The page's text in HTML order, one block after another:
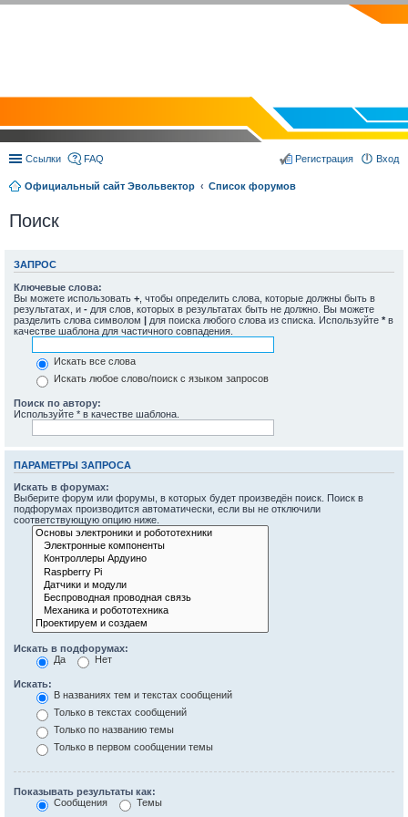
Ссылки FAQ Вход
Регистрация
Официальный сайт Эвольвектор Список форумов
Поиск
ЗАПРОС
Ключевые слова:
Вы можете использовать + , чтобы определить слова, которые должны быть в
результатах, и - для слов, которых в результатах быть не должно. Вы можете
разделить слова символом | для поиска любого слова из списка. Используйте * в
качестве шаблона для частичного совпадения.
Искать все слова
Искать любое слово/поиск с языком запросов
Поиск по автору:
Используйте * в качестве шаблона.
ПАРАМЕТРЫ ЗАПРОСА
Искать в форумах:
Выберите форум или форумы, в которых будет произведён поиск. Поиск в
подфорумах производится автоматически, если вы не отключили
соответствующую опцию ниже.
Искать в подфорумах:
Да
Нет
Искать:
В названиях тем и текстах сообщений
Только в текстах сообщений
Только по названию темы
Только в первом сообщении темы
Показывать результаты как:
Сообщения
Темы